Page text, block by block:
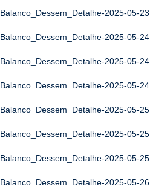
Balanco_Dessem_Detalhe-2025-05-23
Balanco_Dessem_Detalhe-2025-05-24
Balanco_Dessem_Detalhe-2025-05-24
Balanco_Dessem_Detalhe-2025-05-24
Balanco_Dessem_Detalhe-2025-05-25
Balanco_Dessem_Detalhe-2025-05-25
Balanco_Dessem_Detalhe-2025-05-25
Balanco_Dessem_Detalhe-2025-05-26